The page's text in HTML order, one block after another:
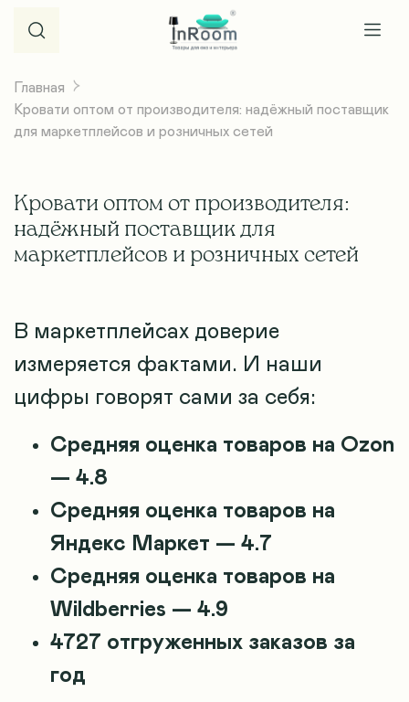
Главная
Кровати оптом от производителя: надёжный поставщик
для маркетплейсов и розничных сетей
Кровати оптом от производителя:
надёжный поставщик для
маркетплейсов и розничных сетей
В маркетплейсах доверие
измеряется фактами. И наши
цифры говорят сами за себя:
Средняя оценка товаров на Ozon
— 4.8
Средняя оценка товаров на
Яндекс Маркет — 4.7
Средняя оценка товаров на
Wildberries — 4.9
4727 отгруженных заказов за
год